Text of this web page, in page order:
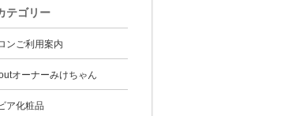
テゴリー
ンご利用案内
オーナーみけちゃん
ア化粧品